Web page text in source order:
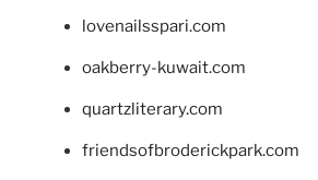
lovenailsspari.com
oakberry-kuwait.com
quartzliterary.com
friendsofbroderickpark.com